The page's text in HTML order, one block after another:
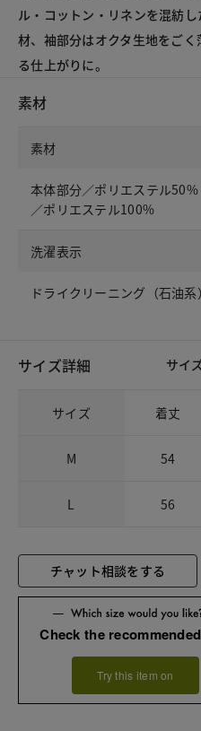
ル・コットン・リネンを混紡
材、袖部分はオクタ生地をご
る仕上がりに。
素材
素材
本体部分／ポリエステル
／ポリエステル100%
洗濯表示
ドライクリーニング（石油系）
サイズ詳細 サイ
サイズ 着丈
M 54
L 56
チャット相談をする
Check the
Try this item on